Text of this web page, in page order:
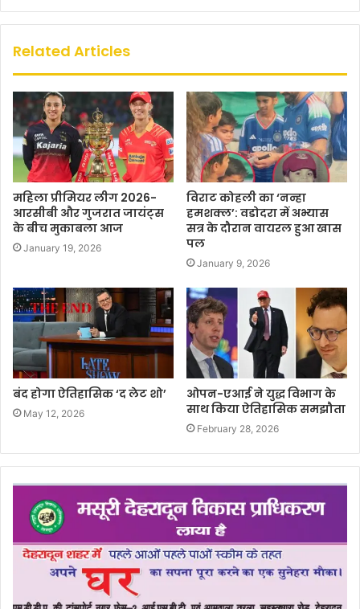
Related Articles
महिला प्रीमियर लीग 2026-
आरसीबी और गुजरात जायंट्स
के बीच मुकाबला आज
January 19, 2026
विराट कोहली का ‘नन्हा
हमशक्ल’: वडोदरा में अभ्यास
सत्र के दौरान वायरल हुआ खास
पल
January 9, 2026
बंद होगा ऐतिहासिक ‘द लेट शो’
May 12, 2026
ओपन-एआई ने युद्ध विभाग के
साथ किया ऐतिहासिक समझौता
February 28, 2026